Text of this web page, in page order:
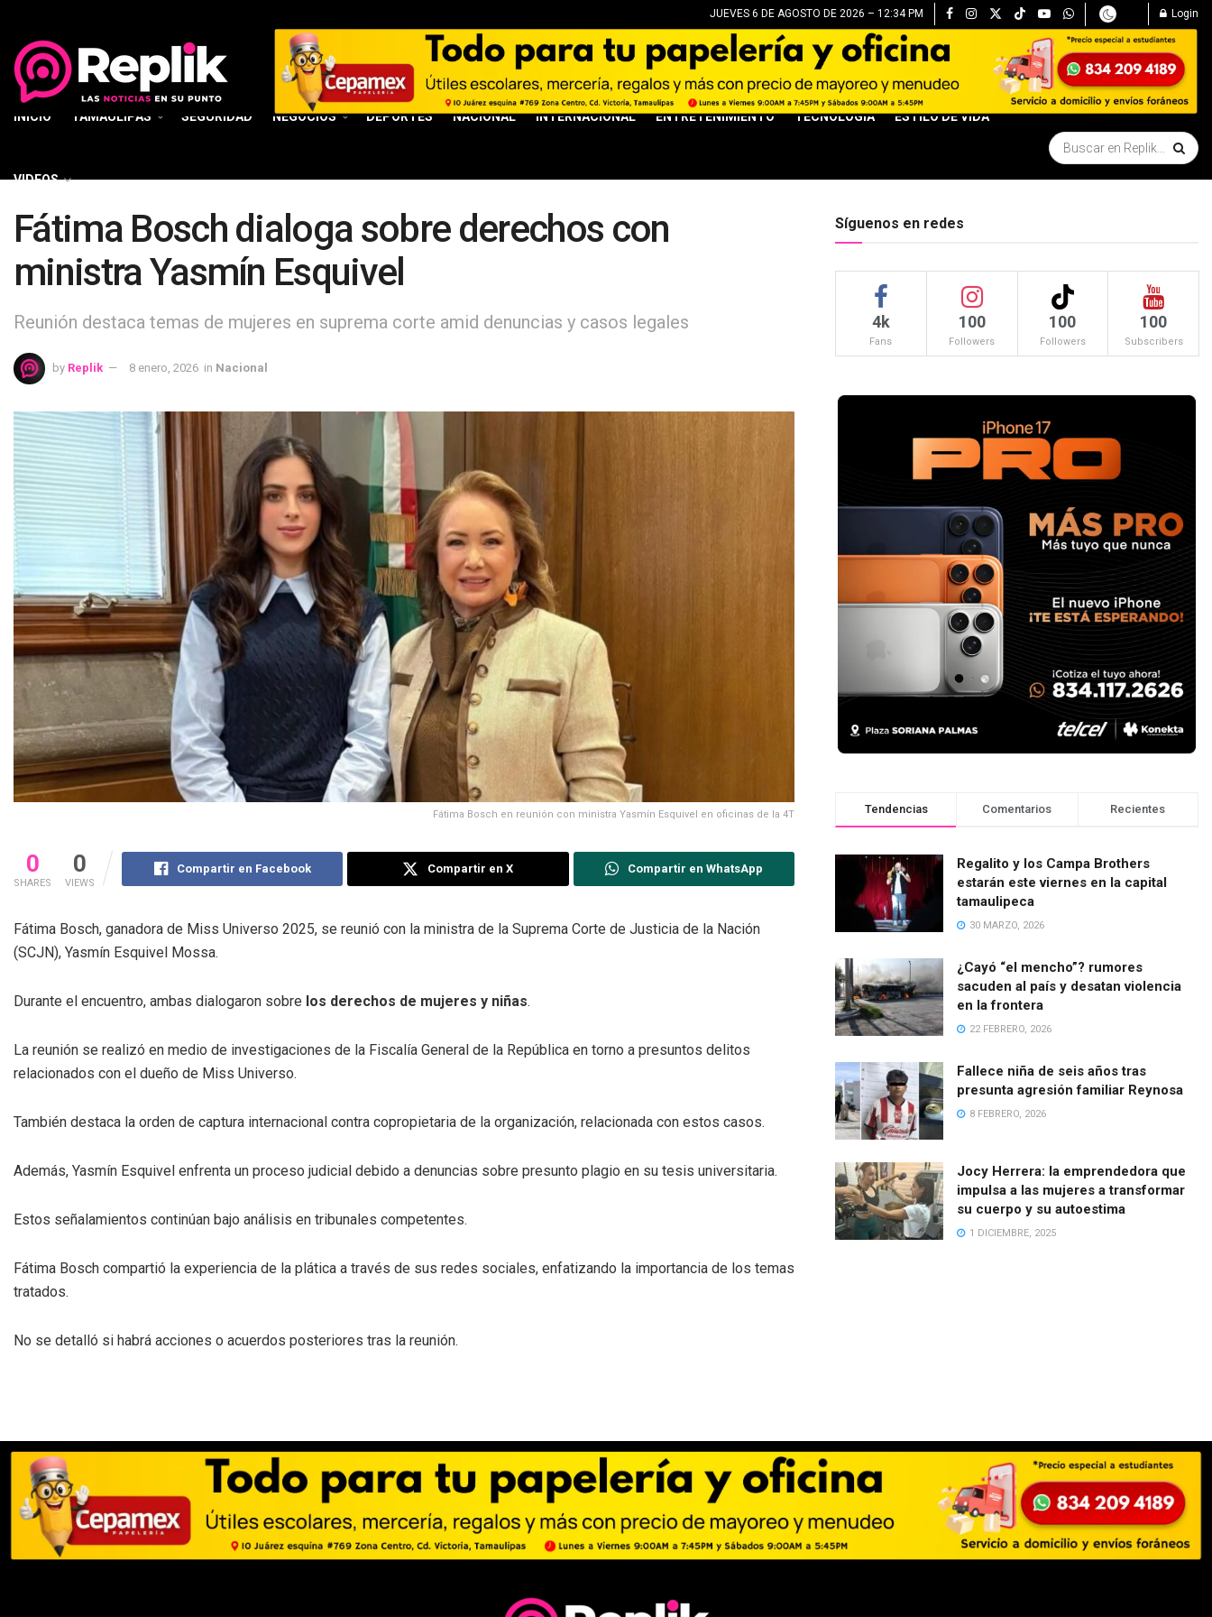
JUEVES 6 DE AGOSTO DE 2026 – 12:34 PM Login
INICIO TAMAULIPAS SEGURIDAD NEGOCIOS DEPORTES NACIONAL INTERNACIONAL ENTRETENIMIENTO TECNOLOGÍA ESTILO DE VIDA
VIDEOS
Fátima Bosch dialoga sobre derechos con
ministra Yasmín Esquivel
Reunión destaca temas de mujeres en suprema corte amid denuncias y casos legales
by Replik 8 enero, 2026 in Nacional
Fátima Bosch en reunión con ministra Yasmín Esquivel en oficinas de la 4T
0
SHARES
0
VIEWS
Compartir en Facebook Compartir en X Compartir en WhatsApp
Fátima Bosch, ganadora de Miss Universo 2025, se reunió con la ministra de la Suprema Corte de Justicia de la Nación
(SCJN), Yasmín Esquivel Mossa.
Durante el encuentro, ambas dialogaron sobre los derechos de mujeres y niñas.
La reunión se realizó en medio de investigaciones de la Fiscalía General de la República en torno a presuntos delitos
relacionados con el dueño de Miss Universo.
También destaca la orden de captura internacional contra copropietaria de la organización, relacionada con estos casos.
Además, Yasmín Esquivel enfrenta un proceso judicial debido a denuncias sobre presunto plagio en su tesis universitaria.
Estos señalamientos continúan bajo análisis en tribunales competentes.
Fátima Bosch compartió la experiencia de la plática a través de sus redes sociales, enfatizando la importancia de los temas
tratados.
No se detalló si habrá acciones o acuerdos posteriores tras la reunión.
Síguenos en redes
4k
Fans
100
Followers
100
Followers
100
Subscribers
Tendencias Comentarios Recientes
Regalito y los Campa Brothers
estarán este viernes en la capital
tamaulipeca
30 MARZO, 2026
¿Cayó “el mencho”? rumores
sacuden al país y desatan violencia
en la frontera
22 FEBRERO, 2026
Fallece niña de seis años tras
presunta agresión familiar Reynosa
8 FEBRERO, 2026
Jocy Herrera: la emprendedora que
impulsa a las mujeres a transformar
su cuerpo y su autoestima
1 DICIEMBRE, 2025